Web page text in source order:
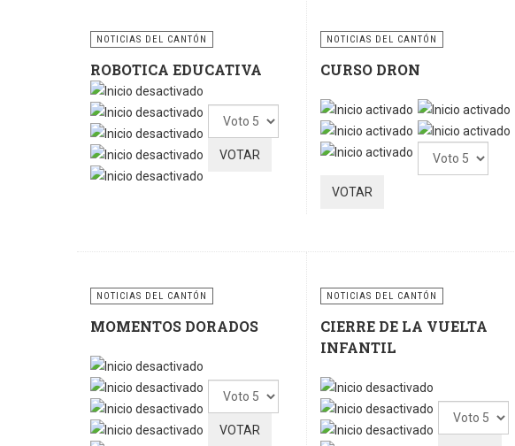
NOTICIAS DEL CANTÓN
ROBOTICA EDUCATIVA
Por
favor,
vote
NOTICIAS DEL CANTÓN
CURSO DRON
Ratio:5/5
Por
favor,
NOTICIAS DEL CANTÓN
MOMENTOS DORADOS
Por
favor,
vote
NOTICIAS DEL CANTÓN
CIERRE DE LA VUELTA
INFANTIL
Por
favor,